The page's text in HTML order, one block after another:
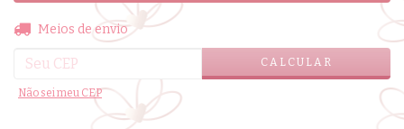
Entregas para o CEP:
Meios de envio
CALCULAR
Não sei meu CEP